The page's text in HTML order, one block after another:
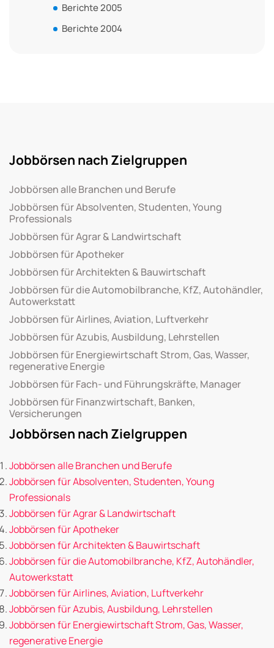
Berichte 2005
Berichte 2004
Jobbörsen nach Zielgruppen
Jobbörsen alle Branchen und Berufe
Jobbörsen für Absolventen, Studenten, Young
Professionals
Jobbörsen für Agrar & Landwirtschaft
Jobbörsen für Apotheker
Jobbörsen für Architekten & Bauwirtschaft
Jobbörsen für die Automobilbranche, KfZ, Autohändler,
Autowerkstatt
Jobbörsen für Airlines, Aviation, Luftverkehr
Jobbörsen für Azubis, Ausbildung, Lehrstellen
Jobbörsen für Energiewirtschaft Strom, Gas, Wasser,
regenerative Energie
Jobbörsen für Fach- und Führungskräfte, Manager
Jobbörsen für Finanzwirtschaft, Banken,
Versicherungen
Jobbörsen nach Zielgruppen
Jobbörsen alle Branchen und Berufe
Jobbörsen für Absolventen, Studenten, Young
Professionals
Jobbörsen für Agrar & Landwirtschaft
Jobbörsen für Apotheker
Jobbörsen für Architekten & Bauwirtschaft
Jobbörsen für die Automobilbranche, KfZ, Autohändler,
Autowerkstatt
Jobbörsen für Airlines, Aviation, Luftverkehr
Jobbörsen für Azubis, Ausbildung, Lehrstellen
Jobbörsen für Energiewirtschaft Strom, Gas, Wasser,
regenerative Energie